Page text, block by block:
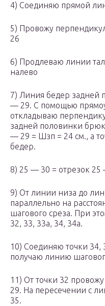
4) Соединяю прямой
5) Провожу
26
6) Продлеваю линии
налево
7) Линия бедер задней
— 29. С помощью
откладываю
задней половинки
— 29 = Шзп = 24 см., а
бедер.
8) 25 — 30 = отрезок 25
9) От линии низа до
параллельно на
шагового среза. При
32, 33, 33а, 34, 34а.
10) Соединяю точки
получаю линию
11) От точки 32
29. На пересечении с
35.